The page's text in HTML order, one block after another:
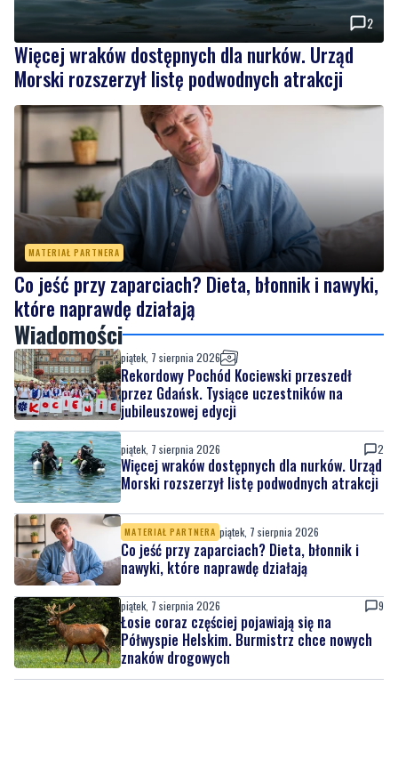
2
Więcej wraków dostępnych dla nurków. Urząd
Morski rozszerzył listę podwodnych atrakcji
MATERIAŁ PARTNERA
Co jeść przy zaparciach? Dieta, błonnik i nawyki,
które naprawdę działają
Wiadomości
piątek, 7 sierpnia 2026
Rekordowy Pochód Kociewski przeszedł
przez Gdańsk. Tysiące uczestników na
jubileuszowej edycji
piątek, 7 sierpnia 2026 2
Więcej wraków dostępnych dla nurków. Urząd
Morski rozszerzył listę podwodnych atrakcji
MATERIAŁ PARTNERA piątek, 7 sierpnia 2026
Co jeść przy zaparciach? Dieta, błonnik i
nawyki, które naprawdę działają
piątek, 7 sierpnia 2026 9
Łosie coraz częściej pojawiają się na
Półwyspie Helskim. Burmistrz chce nowych
znaków drogowych